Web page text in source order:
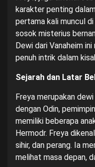
karakter penting
pertama kali muncul
sosok misterius
Dewi dari Vanaheim
penuh intrik dalam
Sejarah dan Latar
Freya merupakan
dengan Odin,
memiliki beberapa
Hermodr. Freya
sihir, dan perang. Ia
melihat masa depan,